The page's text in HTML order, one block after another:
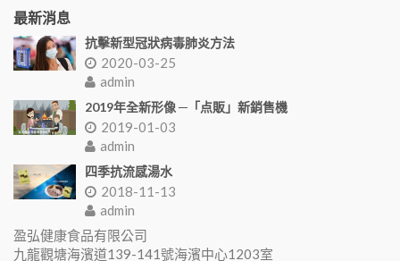
最新消息
抗擊新型冠狀病毒肺炎方法
2020-03-25
admin
2019年全新形像 ─「点販」新銷售機
2019-01-03
admin
四季抗流感湯水
2018-11-13
admin
盈弘健康食品有限公司
九龍觀塘海濱道139-141號海濱中心1203室